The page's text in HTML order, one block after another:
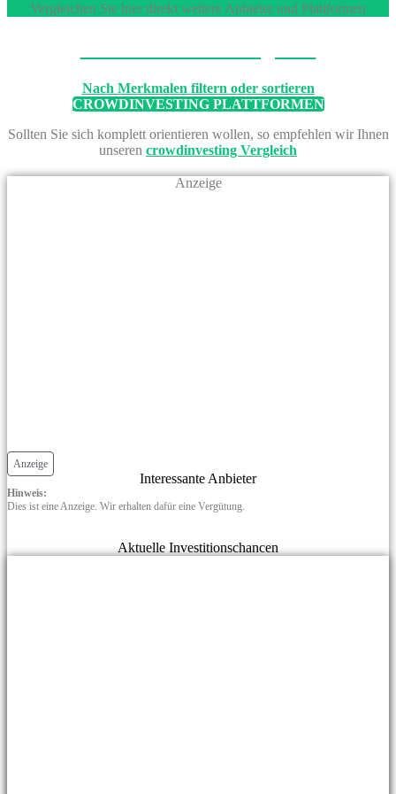
Vergleichen Sie hier direkt weitere Anbieter und Plattformen
Nach Merkmalen filtern oder sortieren
CROWDINVESTING PLATTFORMEN
Sollten Sie sich komplett orientieren wollen, so empfehlen wir Ihnen
unseren crowdinvesting Vergleich
Anzeige
Anzeige
Interessante Anbieter
Hinweis:
Dies ist eine Anzeige. Wir erhalten dafür eine Vergütung.
Aktuelle Investitionschancen